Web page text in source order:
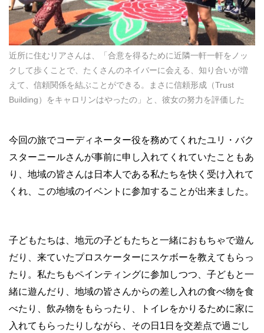
近所に住むリアさんは、「合意を得るために近隣一軒一軒をノッ
クして歩くことで、たくさんのネイバーに会える、知り合いが増
えて、信頼関係を結ぶことができる。まさに信頼形成（Trust
Building）をキャロリンはやったの」と、彼女の努力を評価した
今回の旅でコーディネーター役を務めてくれたユリ・バク
スターニールさんが事前に申し入れてくれていたこともあ
り、地域の皆さんは日本人である私たちを快く受け入れて
くれ、この地域のイベントに参加することが出来ました。
子どもたちは、地元の子どもたちと一緒におもちゃで遊ん
だり、来ていたプロスケーターにスケボーを教えてもらっ
たり。私たちもペインティングに参加しつつ、子どもと一
緒に遊んだり、地域の皆さんからの差し入れの食べ物を食
べたり、飲み物をもらったり、トイレをかりるために家に
入れてもらったりしながら、その日 1 日を交差点で過ごし